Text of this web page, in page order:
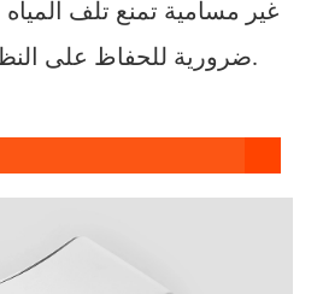
غير مسامية تمنع تلف المياه
ضرورية للحفاظ على النظافة في بيئة الحمام.